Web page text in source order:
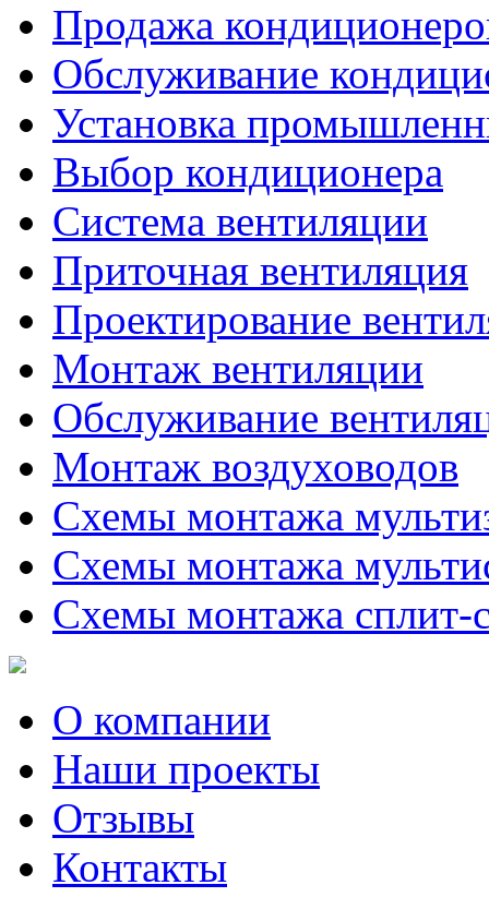
Продажа
Обслуживание
Установка
Выбор кондиционера
Система вентиляции
Приточная вентиляция
Проектирование
Монтаж вентиляции
Обслуживание
Монтаж воздуховодов
Схемы монтажа
Схемы монтажа
Схемы монтажа сплит-
О компании
Наши проекты
Отзывы
Контакты